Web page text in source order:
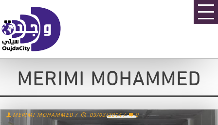
MERIMI MOHAMMED
MERIMI MOHAMMED / 09/03/2014 / 0